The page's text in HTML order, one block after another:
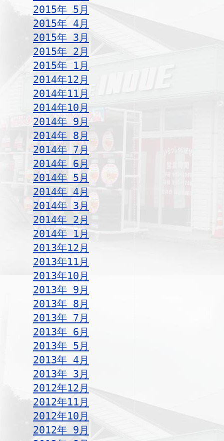
2015年 5月
2015年 4月
2015年 3月
2015年 2月
2015年 1月
2014年12月
2014年11月
2014年10月
2014年 9月
2014年 8月
2014年 7月
2014年 6月
2014年 5月
2014年 4月
2014年 3月
2014年 2月
2014年 1月
2013年12月
2013年11月
2013年10月
2013年 9月
2013年 8月
2013年 7月
2013年 6月
2013年 5月
2013年 4月
2013年 3月
2012年12月
2012年11月
2012年10月
2012年 9月